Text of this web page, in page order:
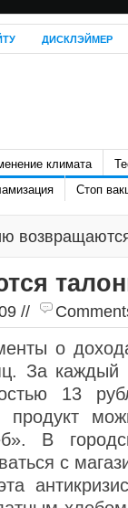
ДИСКЛЭЙМЕР
климата
Стоп
//
о
За каждый
13
продукт
В
с